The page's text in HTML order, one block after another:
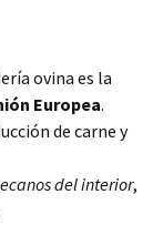
ovina es la
Europea.
de carne y
del interior,